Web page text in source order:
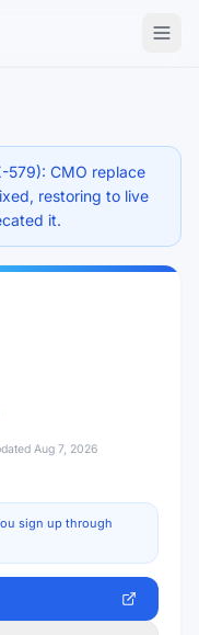
AI Tools
CMO replace
restoring to live
it.
Aug 7, 2026
sign up through